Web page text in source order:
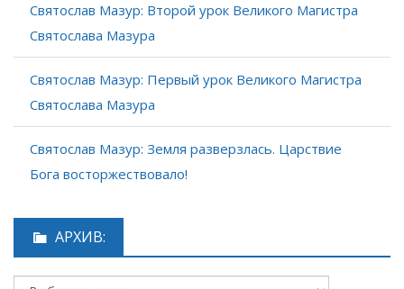
Святослав Мазур: Второй урок Великого Магистра
Святослава Мазура
Святослав Мазур: Первый урок Великого Магистра
Святослава Мазура
Святослав Мазур: Земля разверзлась. Царствие
Бога восторжествовало!
АРХИВ: